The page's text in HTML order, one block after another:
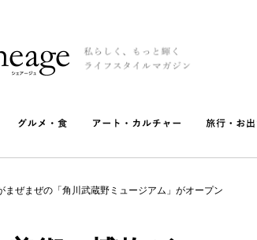
ぜまぜの「角川武蔵野ミュージアム」がオープン